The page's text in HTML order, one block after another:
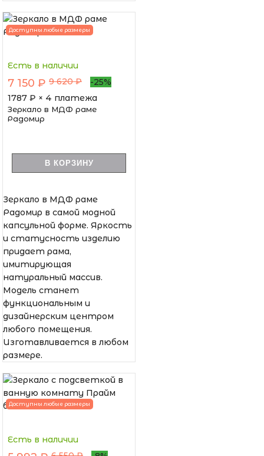
Доступны любые размеры
Есть в наличии
7 150 ₽ 9 620 ₽
-25%
1787 ₽ × 4 платежа
Зеркало в МДФ раме
Радомир
В КОРЗИНУ
Зеркало в МДФ раме
Радомир в самой модной
капсульной форме. Яркость
и статусность изделию
придает рама,
имитирующая
натуральный массив.
Модель станет
функциональным и
дизайнерским центром
любого помещения.
Изготавливается в любом
размере.
Доступны любые размеры
Есть в наличии